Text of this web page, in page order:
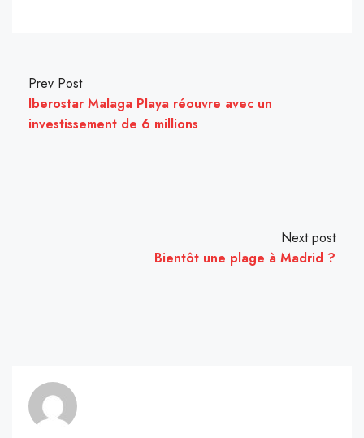
Prev Post
Iberostar Malaga Playa réouvre avec un
investissement de 6 millions
Next post
Bientôt une plage à Madrid ?